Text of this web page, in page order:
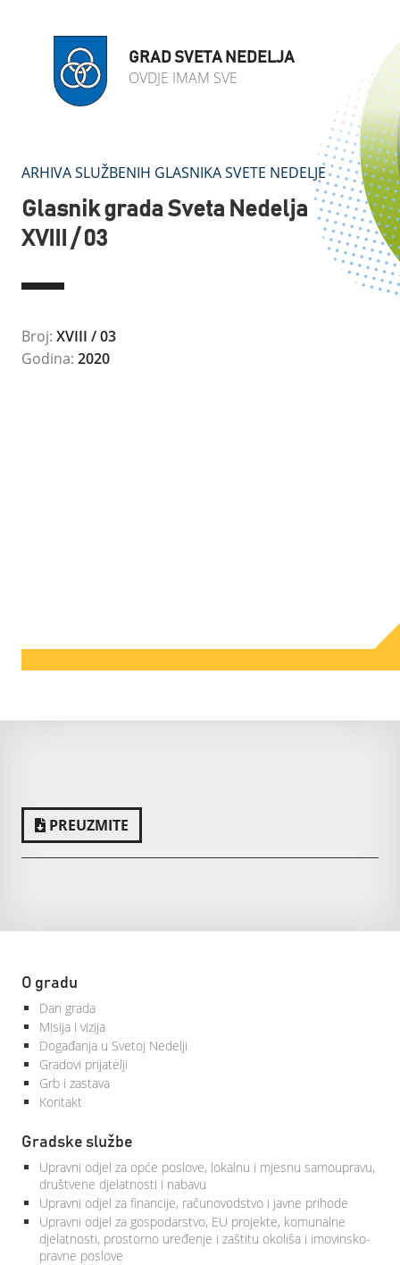
GRAD SVETA NEDELJA
OVDJE IMAM SVE
ARHIVA SLUŽBENIH GLASNIKA SVETE NEDELJE
Glasnik grada Sveta Nedelja
XVIII / 03
Broj: XVIII / 03
Godina: 2020
PREUZMITE
O gradu
Dan grada
Misija i vizija
Događanja u Svetoj Nedelji
Gradovi prijatelji
Grb i zastava
Kontakt
Gradske službe
Upravni odjel za opće poslove, lokalnu i mjesnu samoupravu,
društvene djelatnosti i nabavu
Upravni odjel za financije, računovodstvo i javne prihode
Upravni odjel za gospodarstvo, EU projekte, komunalne
djelatnosti, prostorno uređenje i zaštitu okoliša i imovinsko-
pravne poslove